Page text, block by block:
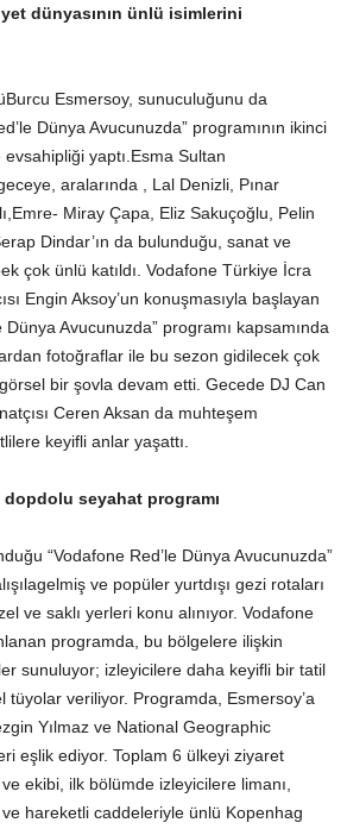
dünyasının ünlü isimlerini
Esmersoy, sunuculuğunu da
Dünya Avucunuzda” programının ikinci
evsahipliği yaptı.Esma Sultan
aralarında , Lal Denizli, Pınar
Miray Çapa, Eliz Sakuçoğlu, Pelin
Dindar’ın da bulunduğu, sanat ve
çok ünlü katıldı. Vodafone Türkiye İcra
Engin Aksoy’un konuşmasıyla başlayan
Dünya Avucunuzda” programı kapsamında
fotoğraflar ile bu sezon gidilecek çok
bir şovla devam etti. Gecede DJ Can
Ceren Aksan da muhteşem
keyifli anlar yaşattı.
dopdolu seyahat programı
“Vodafone Red’le Dünya Avucunuzda”
ve popüler yurtdışı gezi rotaları
ve saklı yerleri konu alınıyor. Vodafone
programda, bu bölgelere ilişkin
sunuluyor; izleyicilere daha keyifli bir tatil
tüyolar veriliyor. Programda, Esmersoy’a
Yılmaz ve National Geographic
eşlik ediyor. Toplam 6 ülkeyi ziyaret
ekibi, ilk bölümde izleyicilere limanı,
ve hareketli caddeleriyle ünlü Kopenhag